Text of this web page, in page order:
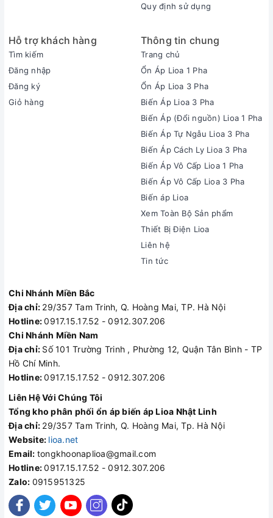
Quy định sử dụng
Hỗ trợ khách hàng
Tìm kiếm
Đăng nhập
Đăng ký
Giỏ hàng
Thông tin chung
Trang chủ
Ổn Áp Lioa 1 Pha
Ổn Áp Lioa 3 Pha
Biến Áp Lioa 3 Pha
Biến Áp (Đổi nguồn) Lioa 1 Pha
Biến Áp Tự Ngẫu Lioa 3 Pha
Biến Áp Cách Ly Lioa 3 Pha
Biến Áp Vô Cấp Lioa 1 Pha
Biến Áp Vô Cấp Lioa 3 Pha
Biến áp Lioa
Xem Toàn Bộ Sản phẩm
Thiết Bị Điện Lioa
Liên hệ
Tin tức
Chi Nhánh Miền Bắc
Địa chỉ: 29/357 Tam Trinh, Q. Hoàng Mai, TP. Hà Nội
Hotline:0917.15.17.52 - 0912.307.206
Chi Nhánh Miền Nam
Địa chỉ: Số 101 Trường Trinh , Phường 12, Quận Tân Bình - TP
Hồ Chí Minh.
Hotline:0917.15.17.52 - 0912.307.206
Liên Hệ Với Chúng Tôi
Tổng kho phân phối ổn áp biến áp Lioa Nhật Linh
Địa chỉ: 29/357 Tam Trinh, Q. Hoàng Mai, Tp. Hà Nội
Website: lioa.net
Email: tongkhoonaplioa@gmail.com
Hotline:0917.15.17.52 - 0912.307.206
Zalo: 0915951325